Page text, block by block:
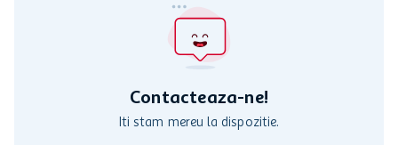
activitati in afara celor mentionate in Termene si Conditii. Auchan
nu raspunde pentru imposibilitatea utilizarii Cardului in perioada in
care aceste este suspendat sau in perioada in care sunt efectuate
Contacteaza-ne!
Iti stam mereu la dispozitie.